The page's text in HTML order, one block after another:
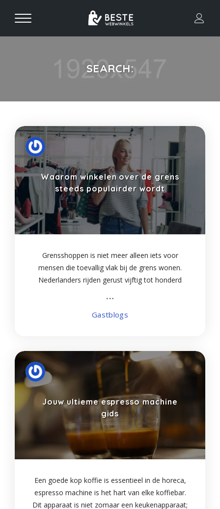
SEARCH:
Waarom winkelen over de grens
steeds populairder wordt
Grensshoppen is niet meer alleen iets voor
mensen die toevallig vlak bij de grens wonen.
Nederlanders rijden gerust vijftig tot honderd
Gastblogs
Jouw ultieme espresso machine
gids
Een goede kop koffie is essentieel in de horeca,
espresso machine is het hart van elke koffiebar.
Dit apparaat is niet zomaar een keukenapparaat;